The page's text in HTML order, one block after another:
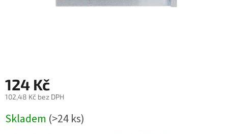
124 Kč
102,48 Kč bez DPH
cena:
Skladem (>24 ks)